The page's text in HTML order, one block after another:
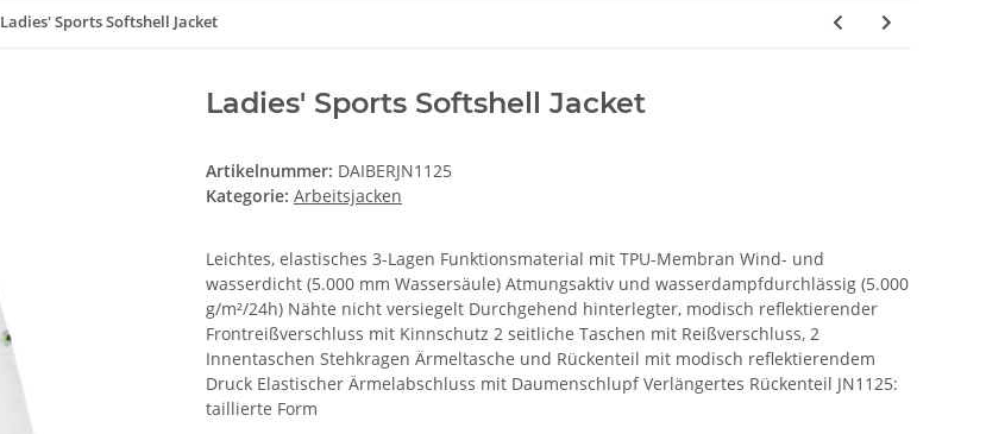
Ladies' Sports Softshell Jacket
Ladies' Sports Softshell Jacket
Artikelnummer: DAIBERJN1125
Kategorie: Arbeitsjacken
Leichtes, elastisches 3-Lagen Funktionsmaterial mit TPU-Membran Wind- und
wasserdicht (5.000 mm Wassersäule) Atmungsaktiv und wasserdampfdurchlässig (5.000
g/m²/24h) Nähte nicht versiegelt Durchgehend hinterlegter, modisch reflektierender
Frontreißverschluss mit Kinnschutz 2 seitliche Taschen mit Reißverschluss, 2
Innentaschen Stehkragen Ärmeltasche und Rückenteil mit modisch reflektierendem
Druck Elastischer Ärmelabschluss mit Daumenschlupf Verlängertes Rückenteil JN1125:
taillierte Form